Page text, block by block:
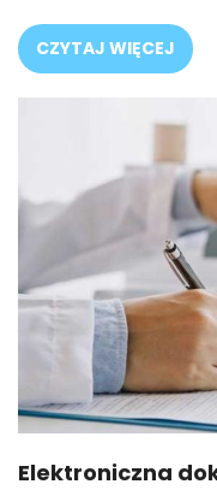
CZYTAJ WIĘCEJ
Elektroniczna